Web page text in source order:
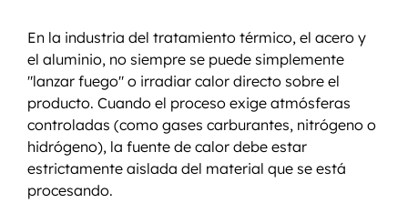
En la industria del tratamiento térmico, el acero y
el aluminio, no siempre se puede simplemente
"lanzar fuego" o irradiar calor directo sobre el
producto. Cuando el proceso exige atmósferas
controladas (como gases carburantes, nitrógeno o
hidrógeno), la fuente de calor debe estar
estrictamente aislada del material que se está
procesando.